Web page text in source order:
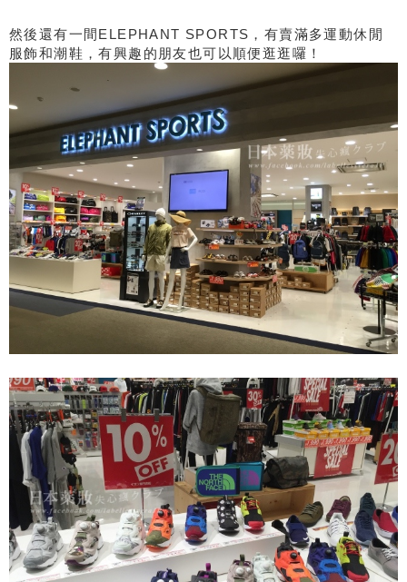
然後還有一間ELEPHANT SPORTS，有賣滿多運動休閒
服飾和潮鞋，有興趣的朋友也可以順便逛逛囉！